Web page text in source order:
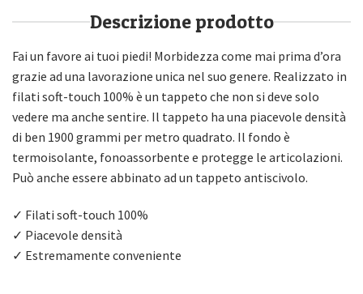
Descrizione prodotto
Fai un favore ai tuoi piedi! Morbidezza come mai prima d’ora
grazie ad una lavorazione unica nel suo genere. Realizzato in
filati soft-touch 100% è un tappeto che non si deve solo
vedere ma anche sentire. Il tappeto ha una piacevole densità
di ben 1900 grammi per metro quadrato. Il fondo è
termoisolante, fonoassorbente e protegge le articolazioni.
Può anche essere abbinato ad un tappeto antiscivolo.
✓ Filati soft-touch 100%
✓ Piacevole densità
✓ Estremamente conveniente